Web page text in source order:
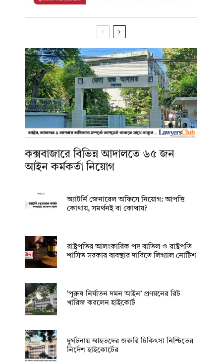
কক্সবাজারে বিভিন্ন আদালতে ৬৫ জন
আইন কর্মকর্তা নিয়োগ
অ্যাটর্নি জেনারেল অফিসে নিয়োগ: আপত্তি
কোথায়, সমর্থনই বা কোথায়?
রাষ্ট্রপতির আলংকারিক পদ বাতিল ও রাষ্ট্রপতি
শাসিত সরকার ব্যবস্থার দাবিতে লিগ্যাল নোটিশ
‘পুরুষ নির্যাতন দমন আইন’ প্রণয়নের রিট
খারিজ করলেন হাইকোর্ট
দুর্ঘটনায় আহতদের জরুরি চিকিৎসা নিশ্চিতের
নির্দেশ হাইকোর্টের